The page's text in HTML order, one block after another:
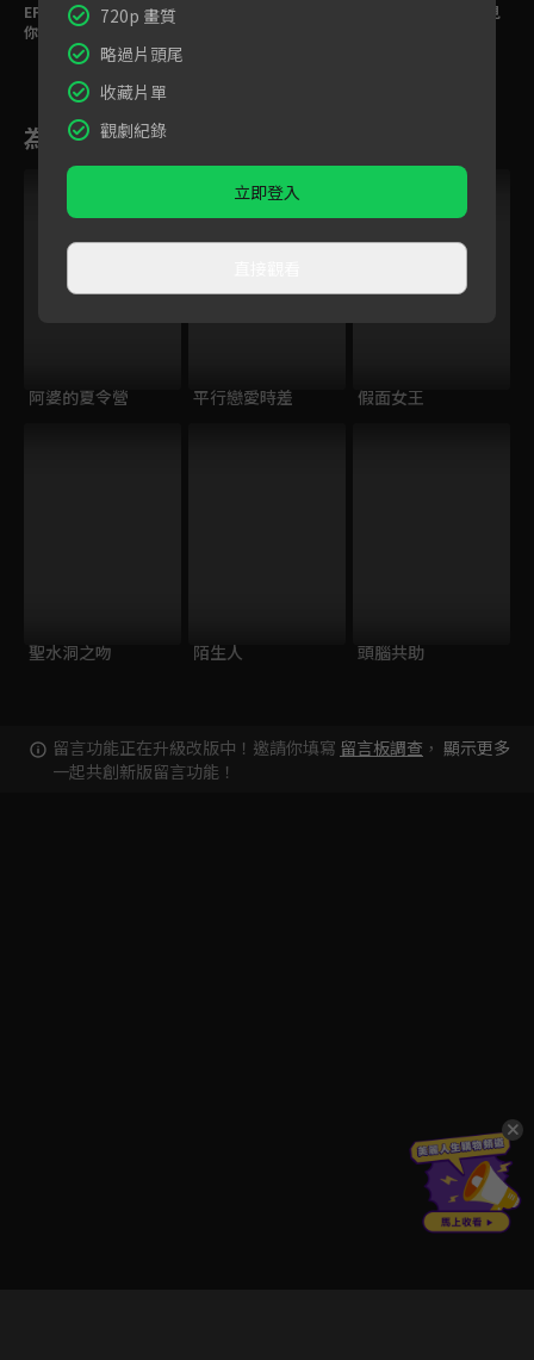
EP06預告：為了保護
你，我只能狠下心
陳世娫心碎，意外撞見
為您推薦
阿婆的夏令營 平行戀愛時差 假面女王
聖水洞之吻 陌生人 頭腦共助
留言功能正在升級改版中！邀請你填寫 留言板調查 ，
一起共創新版留言功能！
顯示更多
720p 畫質
略過片頭尾
收藏片單
觀劇紀錄
立即登入